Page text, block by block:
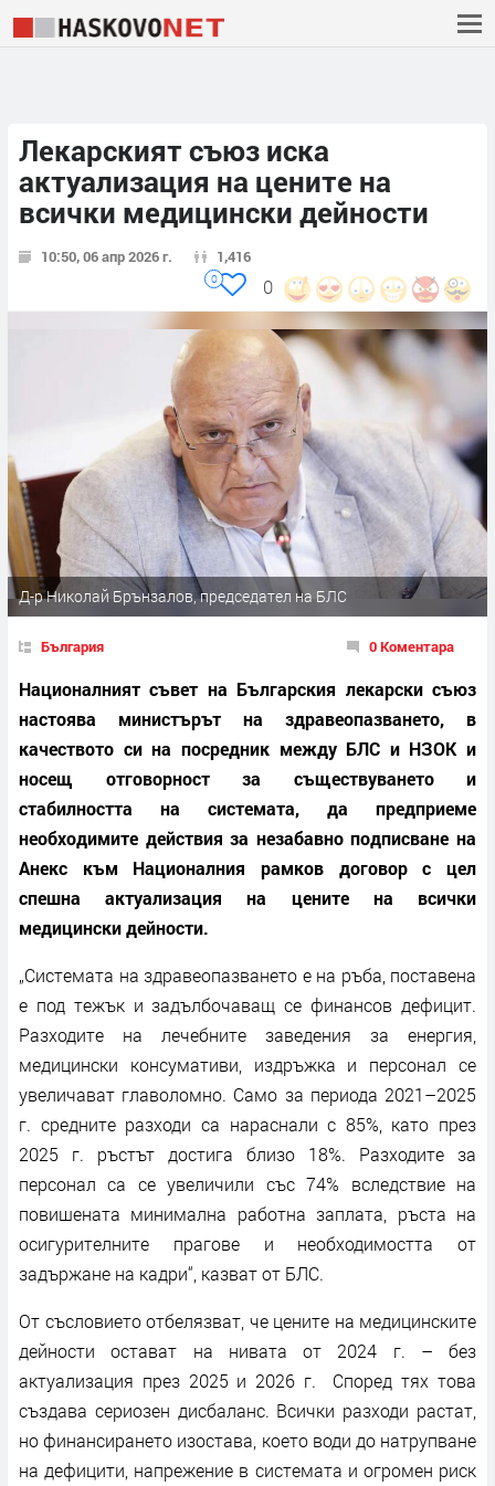
Лекарският съюз иска
актуализация на цените на
всички медицински дейности
10:50, 06 апр 2026 г. 1,416
0
0
Д-р Николай Брънзалов, председател на БЛС
България 0 Коментара
Националният съвет на Българския лекарски съюз
настоява министърът на здравеопазването, в
качеството си на посредник между БЛС и НЗОК и
носещ отговорност за съществуването и
стабилността на системата, да предприеме
необходимите действия за незабавно подписване на
Анекс към Националния рамков договор с цел
спешна актуализация на цените на всички
медицински дейности.
„Системата на здравеопазването е на ръба, поставена
е под тежък и задълбочаващ се финансов дефицит.
Разходите на лечебните заведения за енергия,
медицински консумативи, издръжка и персонал се
увеличават главоломно. Само за периода 2021–2025
г. средните разходи са нараснали с 85%, като през
2025 г. ръстът достига близо 18%. Разходите за
персонал са се увеличили със 74% вследствие на
повишената минимална работна заплата, ръста на
осигурителните прагове и необходимостта от
задържане на кадри“, казват от БЛС.
От съсловието отбелязват, че цените на медицинските
дейности остават на нивата от 2024 г. – без
актуализация през 2025 и 2026 г. Според тях това
създава сериозен дисбаланс. Всички разходи растат,
но финансирането изостава, което води до натрупване
на дефицити, напрежение в системата и огромен риск